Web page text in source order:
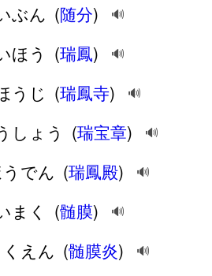
ぶん (随分) 🔊
ほう (瑞鳳) 🔊
うじ (瑞鳳寺) 🔊
しょう (瑞宝章) 🔊
でん (瑞鳳殿) 🔊
まく (髄膜) 🔊
えん (髄膜炎) 🔊